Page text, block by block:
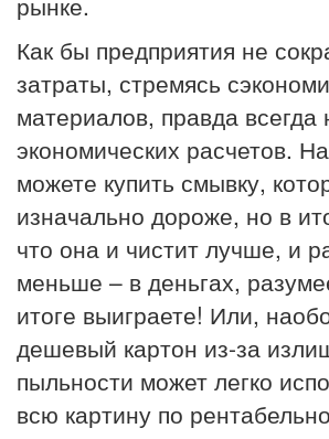
Как бы предприятия не
затраты, стремясь
материалов, правда всегда
экономических расчетов.
можете купить смывку,
изначально дороже, но в
что она и чистит лучше, и
меньше – в деньгах,
итоге выиграете! Или,
дешевый картон из-за
пыльности может легко
всю картину по